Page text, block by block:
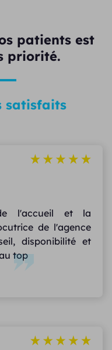
patients est
priorité.
satisfaits
l'accueil et la
de l'agence
disponibilité et
top